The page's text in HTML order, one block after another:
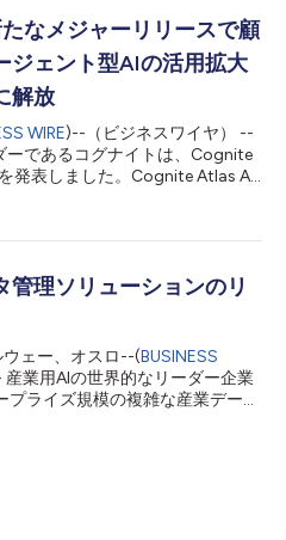
ます。 Aker BPの「AIファース
を産業現場と事業目標の双方に
ネルギー部門をデータ主導の未
成果を生み出すことを目的に策
プロセスの自動化や、エンジニ
アクセスできるようにすること
おける Cognite との協業は、当
メーションの過程において大きな
なメジャーリリースで顧
ジェント型AIの活用拡大
解放
WIRE)--（ビジネスワイヤ） --
ーであるコグナイトは、Cognite
発表しました。Cognite Atlas AI
産業AIエージェントワークベンチ
ジタル変革と価値創出を推進す
新リリースは、9月10日に東京で
にて披露されます。本イベント
込みです。 「今回のCognite
ームチェンジャーです」と、出
ター ゼネラルマネジャーの鳳城
ジェントは、私たちの取り組み
管理ソリューションのリ
ェー、オスロ--(BUSINESS
業用AIの世界的なリーダー企業
ライズ規模の複雑な産業データ
ダー」として認められたことを
コグナイトのプラットフォーム
ンフィグレーションが可能な非